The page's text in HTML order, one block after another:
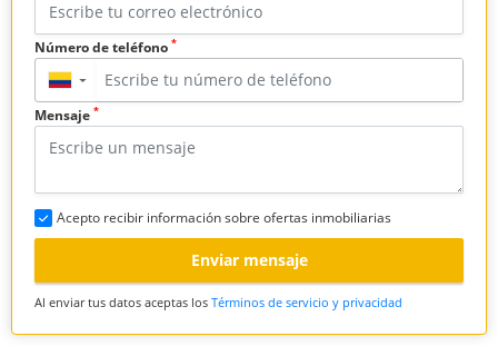
Número de teléfono *
▼
Mensaje *
Acepto recibir información sobre ofertas inmobiliarias
Enviar mensaje
Al enviar tus datos aceptas los Términos de servicio y privacidad